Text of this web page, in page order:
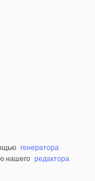
генератора
нашего редактора